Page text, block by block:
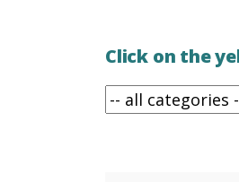
Click on the